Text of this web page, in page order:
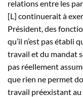
relations entre les
[L] continuerait à
Président, des
qu’il n’est pas établi
travail et du mandat
pas réellement
que rien ne permet
travail préexistant